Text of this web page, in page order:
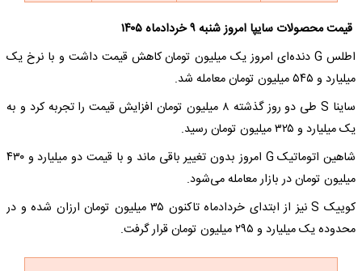
قیمت محصولات سایپا امروز شنبه ۹ خردادماه ۱۴۰۵
اطلس G دنده‌ای امروز یک میلیون تومان کاهش قیمت داشت و با نرخ یک
میلیارد و ۵۴۵ میلیون تومان معامله شد.
ساینا S طی دو روز گذشته ۸ میلیون تومان افزایش قیمت را تجربه کرد و به
یک میلیارد و ۳۲۵ میلیون تومان رسید.
شاهین اتوماتیک G امروز بدون تغییر باقی ماند و با قیمت دو میلیارد و ۴۳۰
میلیون تومان در بازار معامله می‌شود.
کوییک S نیز از ابتدای خردادماه تاکنون ۳۵ میلیون تومان ارزان شده و در
محدوده یک میلیارد و ۲۹۵ میلیون تومان قرار گرفت.